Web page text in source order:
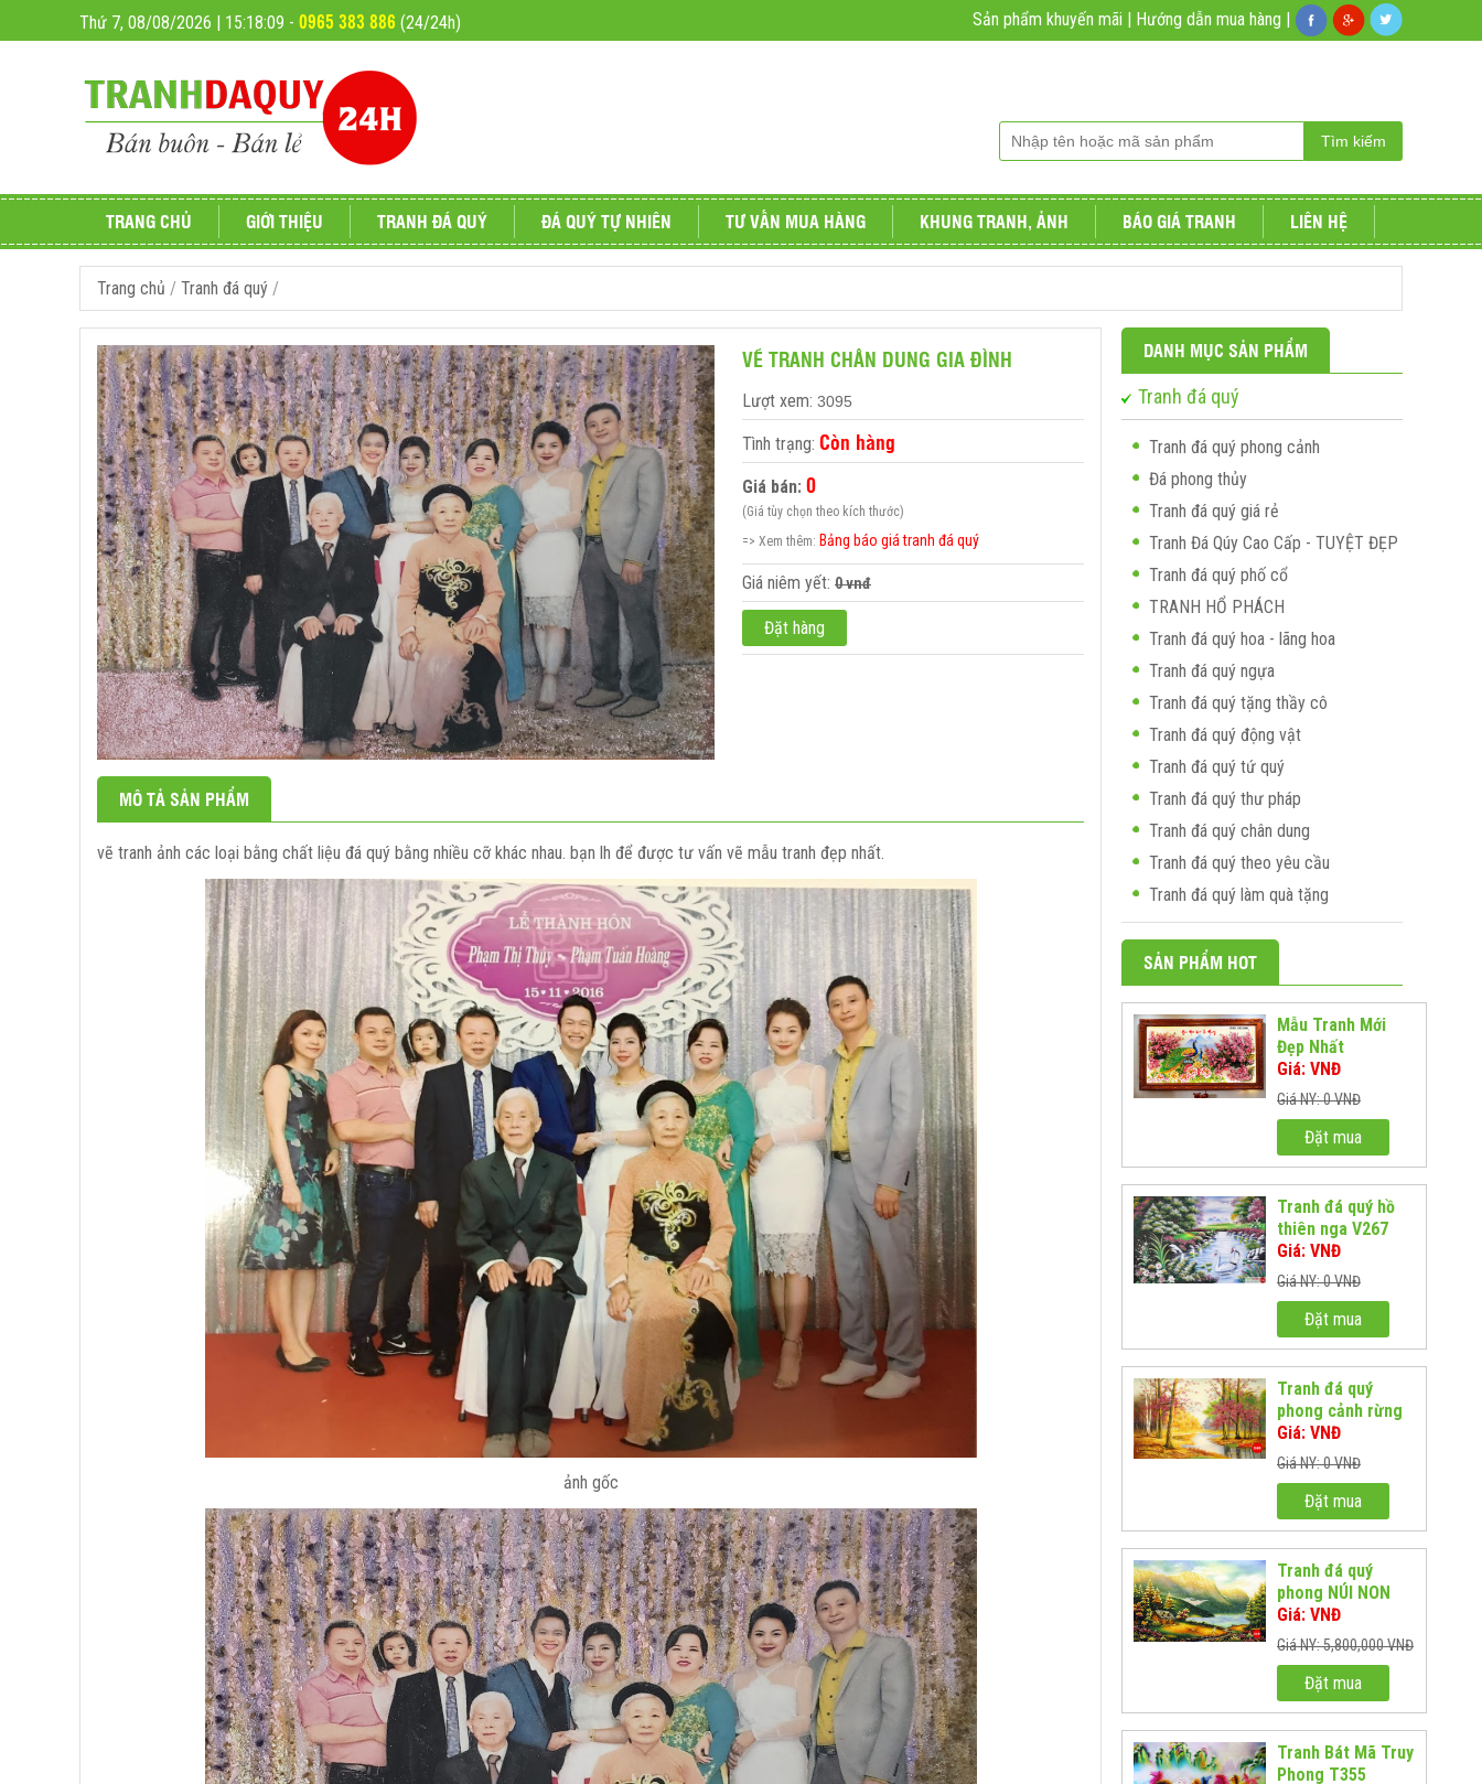
Thứ 7, 08/08/2026 | 15:18:11 - 0965 383 886 (24/24h) Sản phẩm khuyến mãi | Hướng dẫn mua hàng |
TRANG CHỦ GIỚI THIỆU TRANH ĐÁ QUÝ
Tranh đá quý phong cảnh
Đá phong thủy
Tranh đá quý giá rẻ
Tranh Đá Qúy Cao Cấp - TUYỆT ĐẸP
Tranh đá quý phố cổ
TRANH HỔ PHÁCH
Tranh đá quý hoa - lãng hoa
Tranh đá quý ngựa
Tranh đá quý tặng thầy cô
Tranh đá quý động vật
Tranh đá quý tứ quý
Tranh đá quý thư pháp
ĐÁ QUÝ TỰ NHIÊN
Vật phẩm phong thủy
TƯ VẤN MUA HÀNG KHUNG TRANH, ẢNH BÁO GIÁ TRANH LIÊN HỆ
Trang chủ / Tranh đá quý /
VẼ TRANH CHÂN DUNG GIA ĐÌNH
Lượt xem: 3095
Tình trạng: Còn hàng
Giá bán: 0
(Giá tùy chọn theo kích thước)
=> Xem thêm: Bảng báo giá tranh đá quý
Giá niêm yết: 0 vnđ
Đặt hàng
MÔ TẢ SẢN PHẨM
vẽ tranh ảnh các loại bằng chất liệu đá quý bằng nhiều cỡ khác nhau. bạn lh để được tư vấn vẽ mẫu tranh đẹp nhất.
ảnh gốc
DANH MỤC SẢN PHẨM
Tranh đá quý
Tranh đá quý phong cảnh
Đá phong thủy
Tranh đá quý giá rẻ
Tranh Đá Qúy Cao Cấp - TUYỆT ĐẸP
Tranh đá quý phố cổ
TRANH HỔ PHÁCH
Tranh đá quý hoa - lãng hoa
Tranh đá quý ngựa
Tranh đá quý tặng thầy cô
Tranh đá quý động vật
Tranh đá quý tứ quý
Tranh đá quý thư pháp
Tranh đá quý chân dung
Tranh đá quý theo yêu cầu
Tranh đá quý làm quà tặng
SẢN PHẨM HOT
Mẫu Tranh Mới
Đẹp Nhất
Giá: VNĐ
Giá NY: 0 VNĐ
Đặt mua
Tranh đá quý hồ
thiên nga V267
Giá: VNĐ
Giá NY: 0 VNĐ
Đặt mua
Tranh đá quý
phong cảnh rừng
lá đỏ
Giá: VNĐ
Giá NY: 0 VNĐ
Đặt mua
Tranh đá quý
phong NÚI NON
HÙNG VĨ
Giá: VNĐ
Giá NY: 5,800,000 VNĐ
Đặt mua
Tranh Bát Mã Truy
Phong T355